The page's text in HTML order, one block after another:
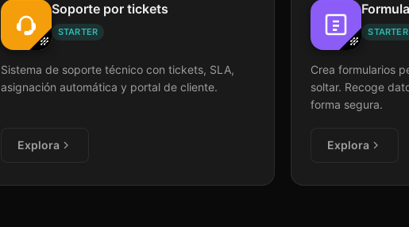
Soporte por tickets
STARTER
Sistema de soporte técnico con tickets, SLA,
asignación automática y portal de cliente.
Explora
STARTER
Crea formularios
soltar. Recoge
forma segura.
Explora